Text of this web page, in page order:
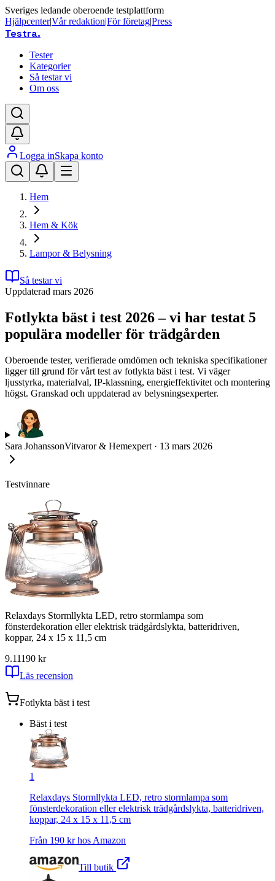
Sveriges ledande oberoende testplattform
Hjälpcenter|Vår redaktion|För företag|Press
Testra.
Tester
Kategorier
Så testar vi
Om oss
Logga inSkapa konto
Hem
Hem & Kök
Lampor & Belysning
Så testar vi
Uppdaterad mars 2026
Fotlykta bäst i test 2026 – vi har testat 5
populära modeller för trädgården
Oberoende tester, verifierade omdömen och tekniska specifikationer
ligger till grund för vårt test av fotlykta bäst i test. Vi väger
ljusstyrka, materialval, IP-klassning, energieffektivitet och montering
högst. Granskad och uppdaterad av belysningsexperter.
Sara JohanssonVitvaror & Hemexpert · 13 mars 2026
Testvinnare
Relaxdays Stormllykta LED, retro stormlampa som
fönsterdekoration eller elektrisk trädgårdslykta, batteridriven,
koppar, 24 x 15 x 11,5 cm
9.11190 kr
Läs recension
Fotlykta bäst i test
Bäst i test
1
Relaxdays Stormllykta LED, retro stormlampa som
fönsterdekoration eller elektrisk trädgårdslykta, batteridriven,
koppar, 24 x 15 x 11,5 cm
Från 190 kr hos Amazon
Till butik